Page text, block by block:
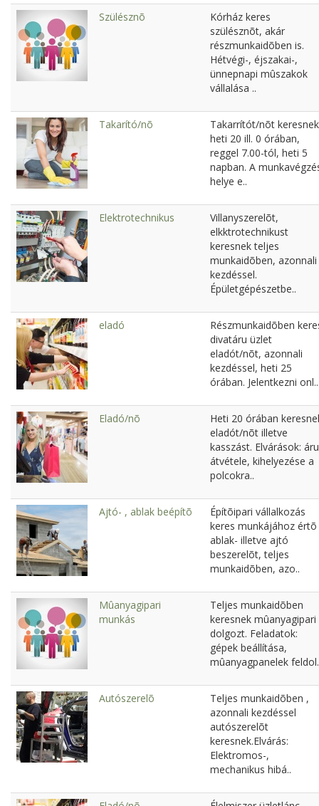
Szülésznõ
Kórház keres
szülésznõt, akár
részmunkaidõben is.
Hétvégi-, éjszakai-,
ünnepnapi mûszakok
vállalása ..
Takarító/nõ
Takarrítót/nõt keresnek
heti 20 ill. 0 órában,
reggel 7.00-tól, heti 5
napban. A
helye e..
Elektrotechnikus
Villanyszerelõt,
elkktrotechnikust
keresnek teljes
munkaidõben, azonnali
kezdéssel.
Épületgépészetbe..
eladó
Részmunkaidõben
divatáru üzlet
eladót/nõt, azonnali
kezdéssel, heti 25
órában. Jelentkezni onl..
Eladó/nõ
Heti 20 órában
eladót/nõt illetve
kasszást. Elvárások: áru
átvétele, kihelyezése a
polcokra..
Ajtó- , ablak beépítõ
Építõipari vállalkozás
keres munkájához értõ
ablak- illetve ajtó
beszerelõt, teljes
munkaidõben, azo..
Mûanyagipari
munkás
Teljes munkaidõben
keresnek mûanyagipari
dolgozt. Feladatok:
gépek beállítása,
mûanyagpanelek
Autószerelõ
Teljes munkaidõben ,
azonnali kezdéssel
autószerelõt
keresnek.Elvárás:
Elektromos-,
mechanikus hibá..